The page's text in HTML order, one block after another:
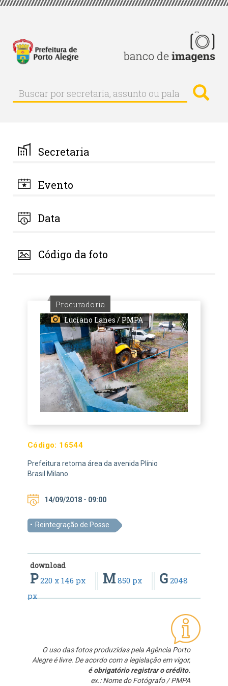
Pular
principal
Buscar
Buscar
por
palavra-
chave
Secretaria
Evento
Data
Código da foto
Procuradoria
Luciano Lanes / PMPA
Código: 16544
Prefeitura retoma área da avenida Plínio
Brasil Milano
14/09/2018 - 09:00
Reintegração de Posse
download
P220 x 146 px M 850 px G 2048
px
O uso das fotos produzidas pela Agência Porto
Alegre é livre. De acordo com a legislação em vigor,
é obrigatório registrar o crédito.
ex.: Nome do Fotógrafo / PMPA